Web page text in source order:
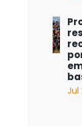
Jul